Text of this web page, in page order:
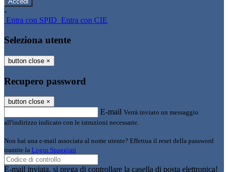
-
Entra con SPID Entra con CIE
Seleziona utente
button close ×
Recupero password
button close ×
E-mail Verrà inviato un messaggio
all'indirizzo indicato con le istruzioni necessarie.
Non hai una e-mail associata al nome utente? Effettua il reset della password
tramite la Login Spaggiari
E-mail inviata, si prega di controllare la casella di posta elettronica!